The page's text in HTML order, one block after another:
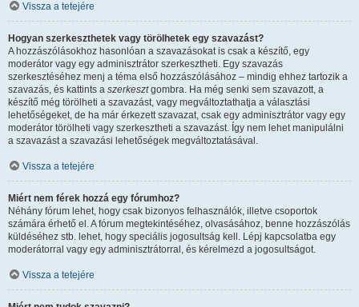
Vissza a tetejére
Hogyan szerkeszthetek vagy törölhetek egy szavazást?
A hozzászólásokhoz hasonlóan a szavazásokat is csak a készítő, egy
moderátor vagy egy adminisztrátor szerkesztheti. Egy szavazás
szerkesztéséhez menj a téma első hozzászólásához – mindig ehhez tartozik a
szavazás, és kattints a szerkesztgombra. Ha még senki sem szavazott, a
készítő még törölheti a szavazást, vagy megváltoztathatja a választási
lehetőségeket, de ha már érkezett szavazat, csak egy adminisztrátor vagy egy
moderátor törölheti vagy szerkesztheti a szavazást. Így nem lehet manipulálni
a szavazást a szavazási lehetőségek megváltoztatásával.
Vissza a tetejére
Miért nem férek hozzá egy fórumhoz?
Néhány fórum lehet, hogy csak bizonyos felhasználók, illetve csoportok
számára érhető el. A fórum megtekintéséhez, olvasásához, benne hozzászólás
küldéséhez stb. lehet, hogy speciális jogosultság kell. Lépj kapcsolatba egy
moderátorral vagy egy adminisztrátorral, és kérelmezd a jogosultságot.
Vissza a tetejére